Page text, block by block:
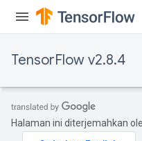
TensorFlow v2.8.4
Halaman ini diterjemahkan